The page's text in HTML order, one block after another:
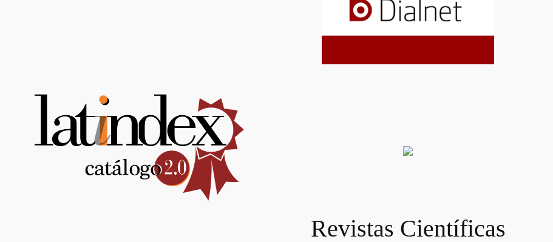
Revistas Científicas